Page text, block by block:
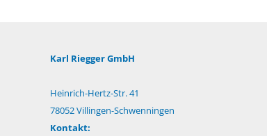
Karl Riegger GmbH
Heinrich-Hertz-Str. 41
78052 Villingen-Schwenningen
Kontakt: